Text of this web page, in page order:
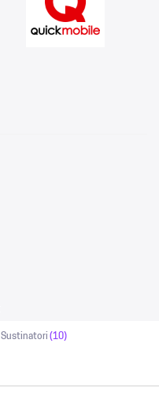
Sustinatori (10)